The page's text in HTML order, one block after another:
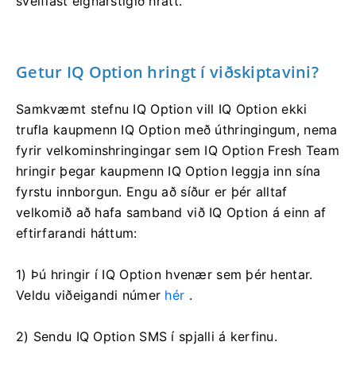
Getur IQ Option hringt í viðskiptavini?
Samkvæmt stefnu IQ Option vill IQ Option ekki
trufla kaupmenn IQ Option með úthringingum, nema
fyrir velkominshringingar sem IQ Option Fresh Team
hringir þegar kaupmenn IQ Option leggja inn sína
fyrstu innborgun. Engu að síður er þér alltaf
velkomið að hafa samband við IQ Option á einn af
eftirfarandi háttum:
1) Þú hringir í IQ Option hvenær sem þér hentar.
Veldu viðeigandi númer hér .
2) Sendu IQ Option SMS í spjalli á kerfinu.